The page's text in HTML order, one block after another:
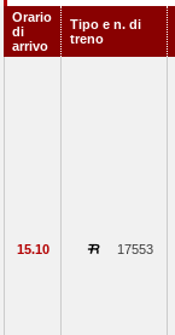
Orario
di
arrivo
Tipo e n. di
treno
15.10 17553